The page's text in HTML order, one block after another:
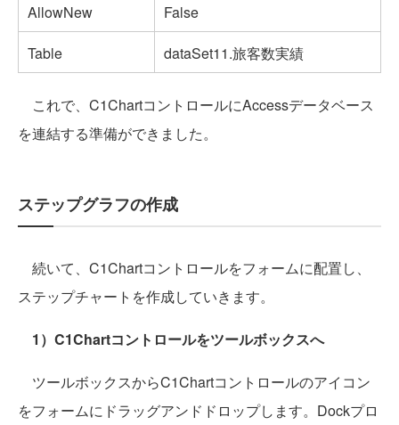
AllowNew
False
Table
dataSet11.旅客数実績
これで、C1ChartコントロールにAccessデータベース
を連結する準備ができました。
ステップグラフの作成
続いて、C1Chartコントロールをフォームに配置し、
ステップチャートを作成していきます。
1）C1Chartコントロールをツールボックスへ
ツールボックスからC1Chartコントロールのアイコン
をフォームにドラッグアンドドロップします。Dockプロ